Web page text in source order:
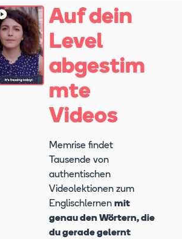
Auf dein
Level
abgestim
mte
Videos
Memrise findet
Tausende von
authentischen
Videolektionen zum
Englischlernen mit
genau den Wörtern, die
du gerade gelernt